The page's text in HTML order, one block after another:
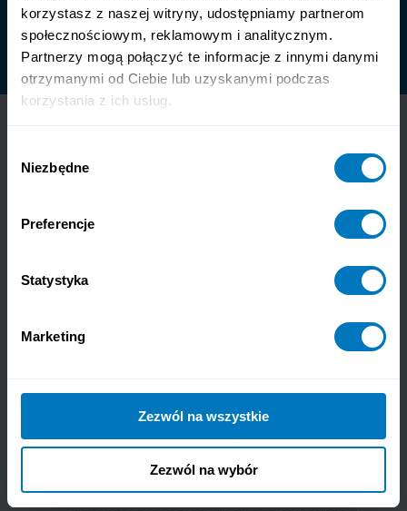
korzystasz z naszej witryny, udostępniamy partnerom
społecznościowym, reklamowym i analitycznym.
Partnerzy mogą połączyć te informacje z innymi danymi
otrzymanymi od Ciebie lub uzyskanymi podczas
korzystania z ich usług.
zgody
Niezbędne
Preferencje
Statystyka
Marketing
Zezwól na wszystkie
Zezwól na wybór
Pełne wsparcie stacjonarnie i online
Imię i nazwisko
Chcę umówić się na bezpłatne badania i
Audiofon Matyja sp.k. z siedzibą we Wrocławiu
na podany przeze mnie numer telefonu w celu